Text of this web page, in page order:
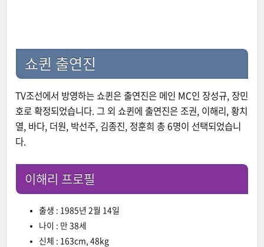
쇼퀸 출연진
TV조선에서 방영하는 쇼퀸은 출연진은 메인 MC인 장성규, 장민
호로 확정되었습니다. 그 외 쇼퀸에 출연진은 조권, 이해리, 황치
열, 바다, 더원, 박선주, 김종진, 정훈희 총 6명이 선택되었습니
다.
이해리 프로필
출생 : 1985년 2월 14일
나이 : 만 38세
신체 : 163cm, 48kg